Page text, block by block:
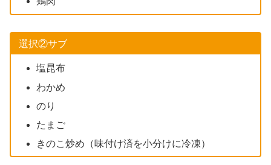
選択②サブ
塩昆布
わかめ
のり
たまご
きのこ炒め（味付け済を小分けに冷凍）